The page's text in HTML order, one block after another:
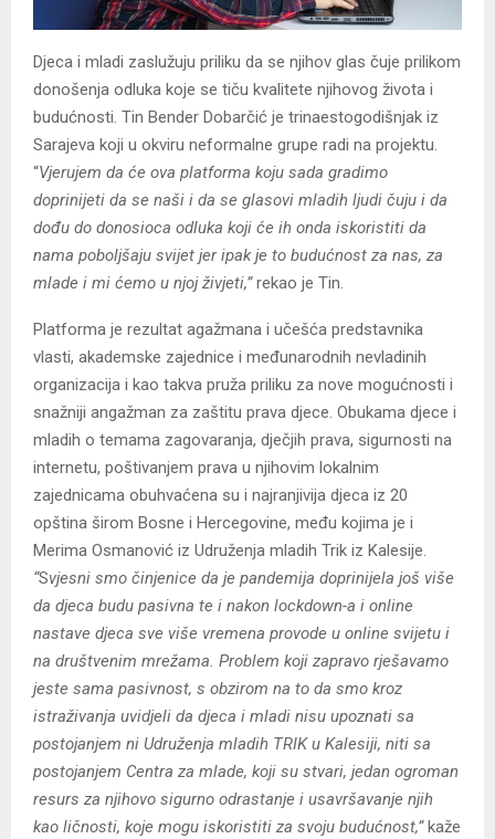
Djeca i mladi zaslužuju priliku da se njihov glas čuje prilikom
donošenja odluka koje se tiču kvalitete njihovog života i
budućnosti. Tin Bender Dobarčić je trinaestogodišnjak iz
Sarajeva koji u okviru neformalne grupe radi na projektu.
“Vjerujem da će ova platforma koju sada gradimo
doprinijeti da se naši i da se glasovi mladih ljudi čuju i da
dođu do donosioca odluka koji će ih onda iskoristiti da
nama poboljšaju svijet jer ipak je to budućnost za nas, za
mlade i mi ćemo u njoj živjeti,”rekao je Tin.
Platforma je rezultat agažmana i učešća predstavnika
vlasti, akademske zajednice i međunarodnih nevladinih
organizacija i kao takva pruža priliku za nove mogućnosti i
snažniji angažman za zaštitu prava djece. Obukama djece i
mladih o temama zagovaranja, dječjih prava, sigurnosti na
internetu, poštivanjem prava u njihovim lokalnim
zajednicama obuhvaćena su i najranjivija djeca iz 20
opština širom Bosne i Hercegovine, među kojima je i
Merima Osmanović iz Udruženja mladih Trik iz Kalesije.
“Svjesni smo činjenice da je pandemija doprinijela još više
da djeca budu pasivna te i nakon lockdown-a i online
nastave djeca sve više vremena provode u online svijetu i
na društvenim mrežama. Problem koji zapravo rješavamo
jeste sama pasivnost, s obzirom na to da smo kroz
istraživanja uvidjeli da djeca i mladi nisu upoznati sa
postojanjem ni Udruženja mladih TRIK u Kalesiji, niti sa
postojanjem Centra za mlade, koji su stvari, jedan ogroman
resurs za njihovo sigurno odrastanje i usavršavanje njih
kao ličnosti, koje mogu iskoristiti za svoju budućnost,”kaže